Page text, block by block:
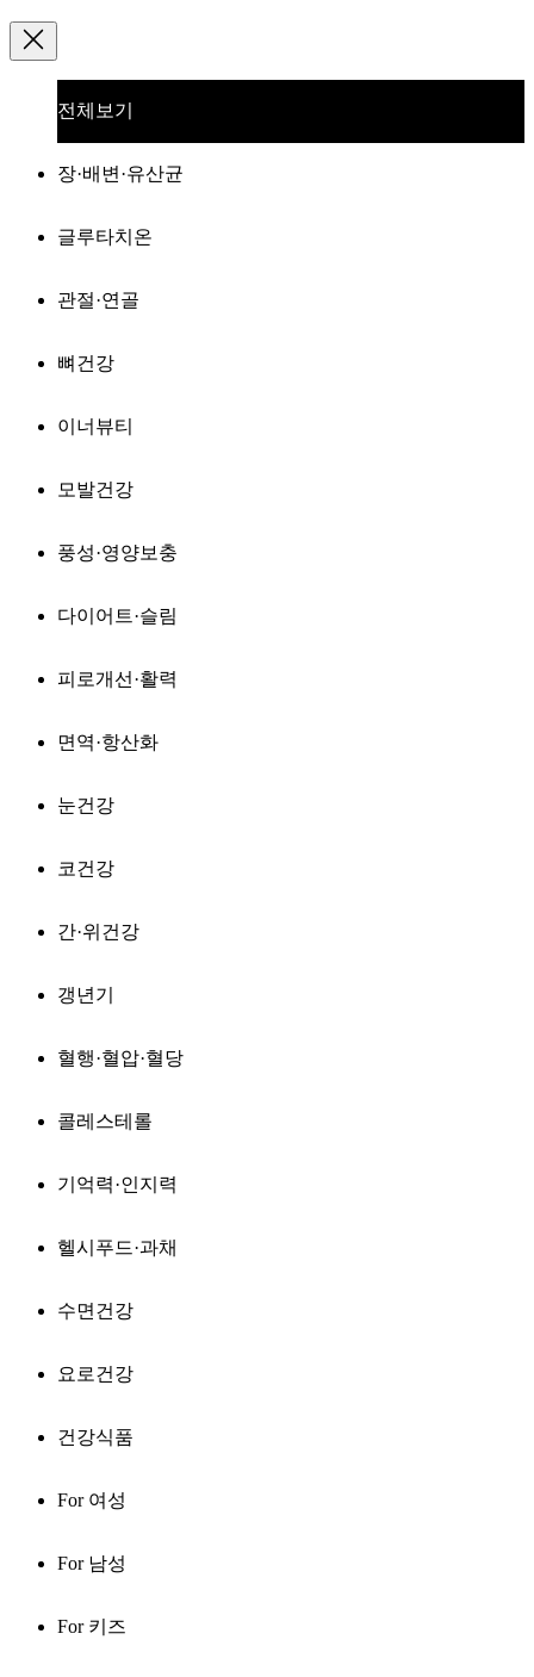
전체보기
장·배변·유산균
글루타치온
관절·연골
뼈건강
이너뷰티
모발건강
풍성·영양보충
다이어트·슬림
피로개선·활력
면역·항산화
눈건강
코건강
간·위건강
갱년기
혈행·혈압·혈당
콜레스테롤
기억력·인지력
헬시푸드·과채
수면건강
요로건강
건강식품
For 여성
For 남성
For 키즈